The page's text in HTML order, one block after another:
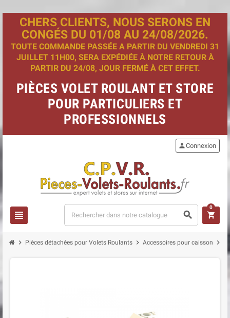
CHERS CLIENTS, NOUS SERONS EN
CONGÉS DU 01/08 AU 24/08/2026.
TOUTE COMMANDE PASSÉE A PARTIR DU VENDREDI 31
JUILLET 11H00, SERA EXPÉDIÉE À NOTRE RETOUR À
PARTIR DU 24/08, JOUR FERMÉ À CET EFFET.
PIÈCES VOLET ROULANT ET STORE
POUR PARTICULIERS ET
PROFESSIONNELS
view_headline search
personConnexion
shopping_cart
0
chevron_right Pièces détachées pour Volets Roulants chevron_right Accessoires pour caisson chevron_right